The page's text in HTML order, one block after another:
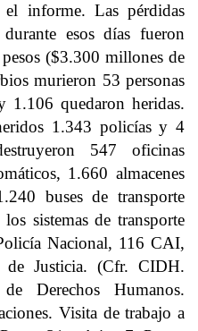
informe. Las pérdidas
esos días fueron
($3.300 millones de
murieron 53 personas
1.106 quedaron heridas.
1.343 policías y 4
547 oficinas
1.660 almacenes
buses de transporte
sistemas de transporte
Nacional, 116 CAI,
Justicia. (Cfr. CIDH.
Derechos Humanos.
Visita de trabajo a